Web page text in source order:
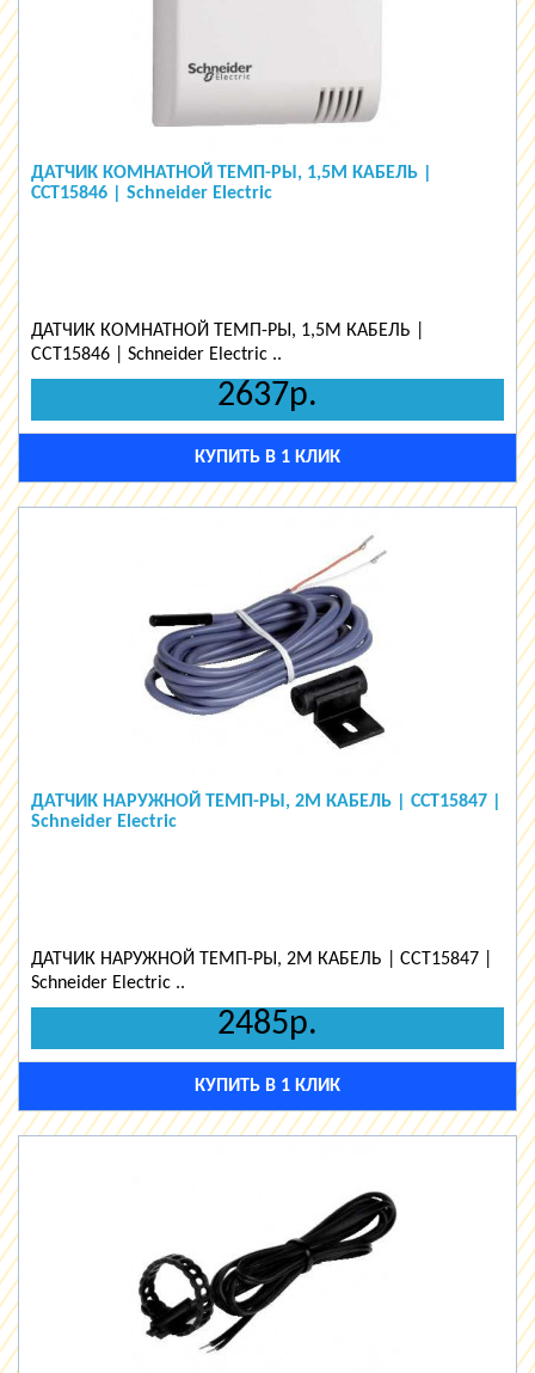
ДАТЧИК КОМНАТНОЙ ТЕМП-РЫ, 1,5М КАБЕЛЬ |
CCT15846 | Schneider Electric
ДАТЧИК КОМНАТНОЙ ТЕМП-РЫ, 1,5М КАБЕЛЬ |
CCT15846 | Schneider Electric ..
2637р.
КУПИТЬ В 1 КЛИК
ДАТЧИК НАРУЖНОЙ ТЕМП-РЫ, 2М КАБЕЛЬ | CCT15847 |
Schneider Electric
ДАТЧИК НАРУЖНОЙ ТЕМП-РЫ, 2М КАБЕЛЬ | CCT15847 |
Schneider Electric ..
2485р.
КУПИТЬ В 1 КЛИК